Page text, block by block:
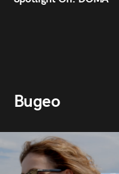
Видео